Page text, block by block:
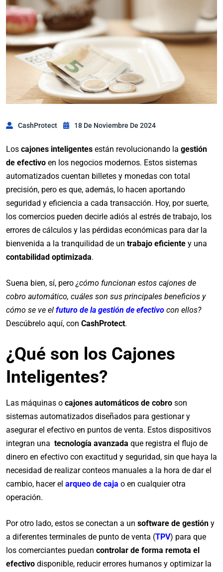
CashProtect 18 De Noviembre De 2024
Los cajones inteligentes están revolucionando la gestión
de efectivo en los negocios modernos. Estos sistemas
automatizados cuentan billetes y monedas con total
precisión, pero es que, además, lo hacen aportando
seguridad y eficiencia a cada transacción. Hoy, por suerte,
los comercios pueden decirle adiós al estrés de trabajo, los
errores de cálculos y las pérdidas económicas para dar la
bienvenida a la tranquilidad de un trabajo eficiente y una
contabilidad optimizada.
Suena bien, sí, pero¿cómo funcionan estos cajones de
cobro automático, cuáles son sus principales beneficios y
cómo se ve el futuro de la gestión de efectivo con ellos?
Descúbrelo aquí, con CashProtect.
¿Qué son los Cajones
Inteligentes?
Las máquinas o cajones automáticos de cobro son
sistemas automatizados diseñados para gestionar y
asegurar el efectivo en puntos de venta. Estos dispositivos
integran una tecnología avanzada que registra el flujo de
dinero en efectivo con exactitud y seguridad, sin que haya la
necesidad de realizar conteos manuales a la hora de dar el
cambio, hacer el arqueo de caja o en cualquier otra
operación.
Por otro lado, estos se conectan a un software de gestión y
a diferentes terminales de punto de venta (TPV) para que
los comerciantes puedan controlar de forma remota el
efectivo disponible, reducir errores humanos y optimizar la